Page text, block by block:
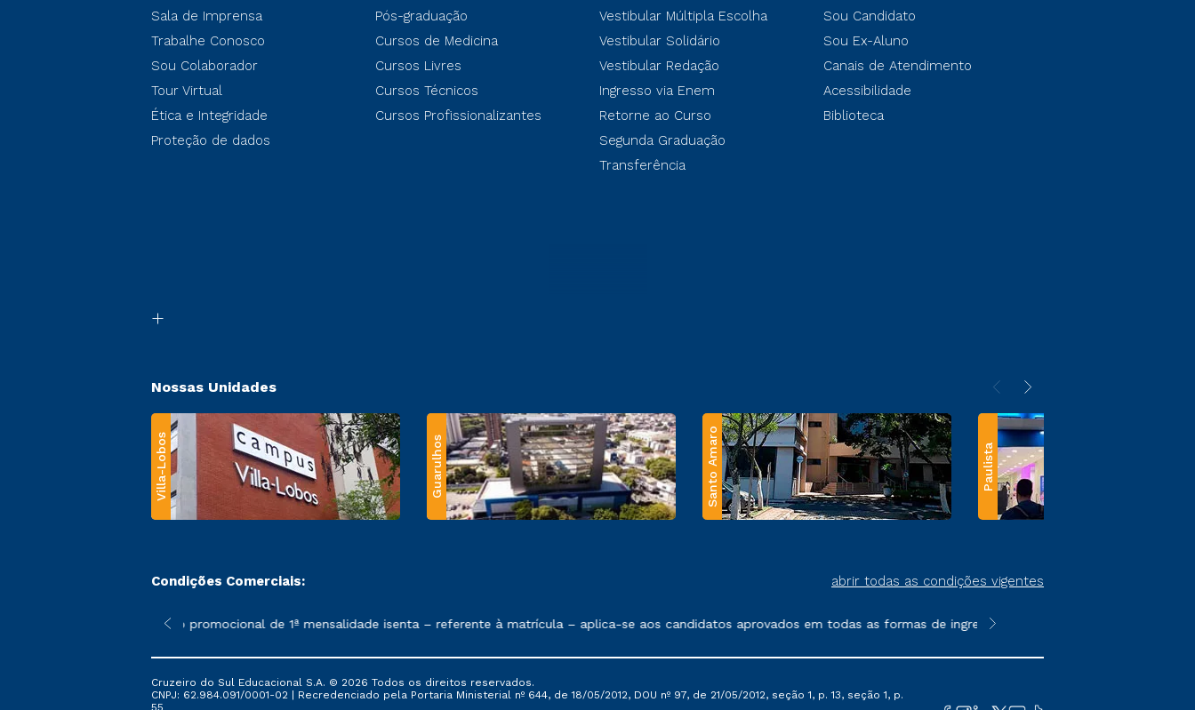
Sala de Imprensa
Trabalhe Conosco
Sou Colaborador
Tour Virtual
Ética e Integridade
Proteção de dados
Pós-graduação
Cursos de Medicina
Cursos Livres
Cursos Técnicos
Cursos Profissionalizantes
Vestibular Múltipla Escolha
Vestibular Solidário
Vestibular Redação
Ingresso via Enem
Retorne ao Curso
Segunda Graduação
Transferência
Sou Candidato
Sou Ex-Aluno
Canais de Atendimento
Acessibilidade
Biblioteca
Nossas Unidades
Villa-Lobos Guarulhos Santo Amaro Paulista
Condições Comerciais: abrir todas as condições vigentes
sofrer alterações nos períodos de rematrícula conforme exposto no contrato de prestação de serviços.
*A condição promocional de 1ª mensalidade isenta – referente à matrícula – aplica-se aos candidatos aprovados em todas as formas de ingresso, exceto na prova on-line ou
**Semipresencial e EAD são
Cruzeiro do Sul Educacional S.A. © 2026 Todos os direitos reservados.
CNPJ: 62.984.091/0001-02 | Recredenciado pela Portaria Ministerial nº 644, de 18/05/2012, DOU nº 97, de 21/05/2012, seção 1, p. 13, seção 1, p.
55